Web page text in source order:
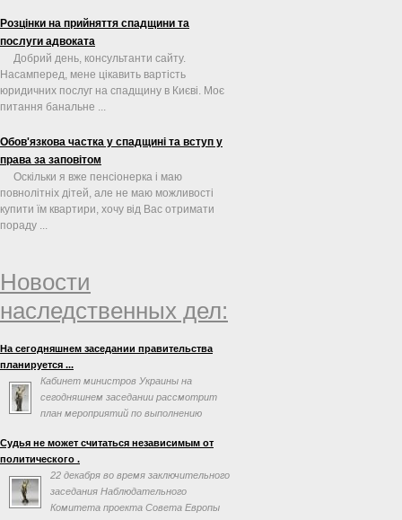
Розцінки на прийняття спадщини та
послуги адвоката
Добрий день, консультанти сайту.
Насамперед, мене цікавить вартість
юридичних послуг на спадщину в Києві. Моє
питання банальне ...
Обов'язкова частка у спадщині та вступ у
права за заповітом
Оскільки я вже пенсіонерка і маю
повнолітніх дітей, але не маю можливості
купити їм квартири, хочу від Вас отримати
пораду ...
Новости
наследственных дел:
На сегодняшнем заседании правительства
планируется ...
Кабинет министров Украины на
сегодняшнем заседании рассмотрит
план мероприятий по выполнению
Евросоюзом. Об этом говорится в повестке дня
заседания на сайте правительства.
Судья не может считаться независимым от
политического .
22 декабря во время заключительного
заседания Наблюдательного
Комитета проекта Совета Европы